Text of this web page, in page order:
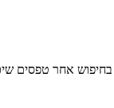
הופרט הינו אלגוריתם